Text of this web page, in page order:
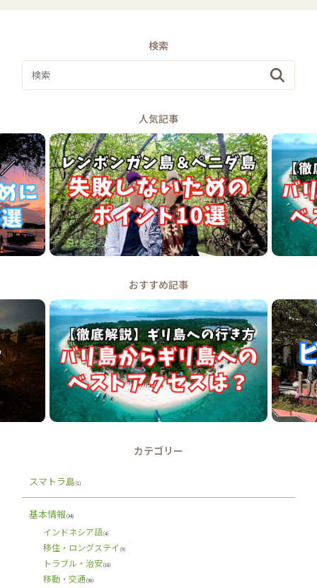
検索
人気記事
おすすめ記事
カテゴリー
スマトラ島(1)
基本情報(34)
インドネシア語(4)
移住・ロングステイ (9)
トラブル・治安(18)
移動・交通 (30)